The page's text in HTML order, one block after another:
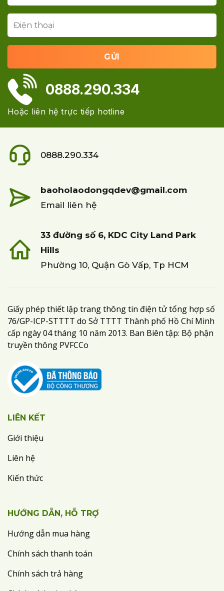
0888.290.334
Hoặc liên hệ trực tiếp hotline
0888.290.334
baoholaodongqdev@gmail.com
Email liên hệ
33 đường số 6, KDC City Land Park
Hills
Phường 10, Quận Gò Vấp, Tp HCM
Giấy phép thiết lập trang thông tin điện tử tổng hợp số
76/GP-ICP-STTTT do Sở TTTT Thành phố Hồ Chí Minh
cấp ngày 04 tháng 10 năm 2013. Ban Biên tập: Bộ phận
truyền thông PVFCCo
LIÊN KẾT
Giới thiệu
Liên hệ
Kiến thức
HƯỚNG DẪN, HỖ TRỢ
Hướng dẫn mua hàng
Chính sách thanh toán
Chính sách trả hàng